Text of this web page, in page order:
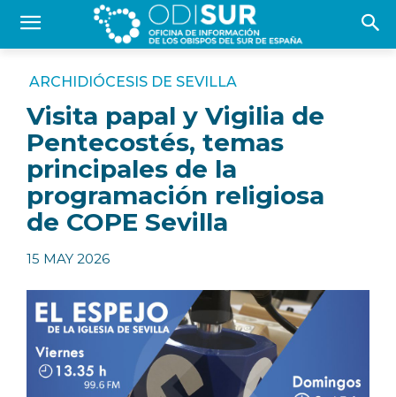
ARCHIDIÓCESIS DE SEVILLA
Visita papal y Vigilia de
Pentecostés, temas
principales de la
programación religiosa
de COPE Sevilla
15 MAY 2026